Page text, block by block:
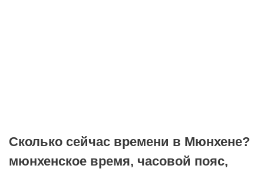
Сколько сейчас времени в Мюнхене?
мюнхенское время, часовой пояс,